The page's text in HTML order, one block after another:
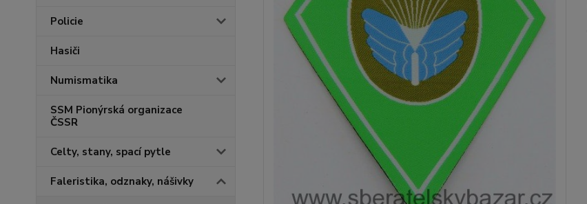
Policie
Hasiči
Numismatika
SSM Pionýrská organizace
ČSSR
Celty, stany, spací pytle
Faleristika, odznaky, nášivky